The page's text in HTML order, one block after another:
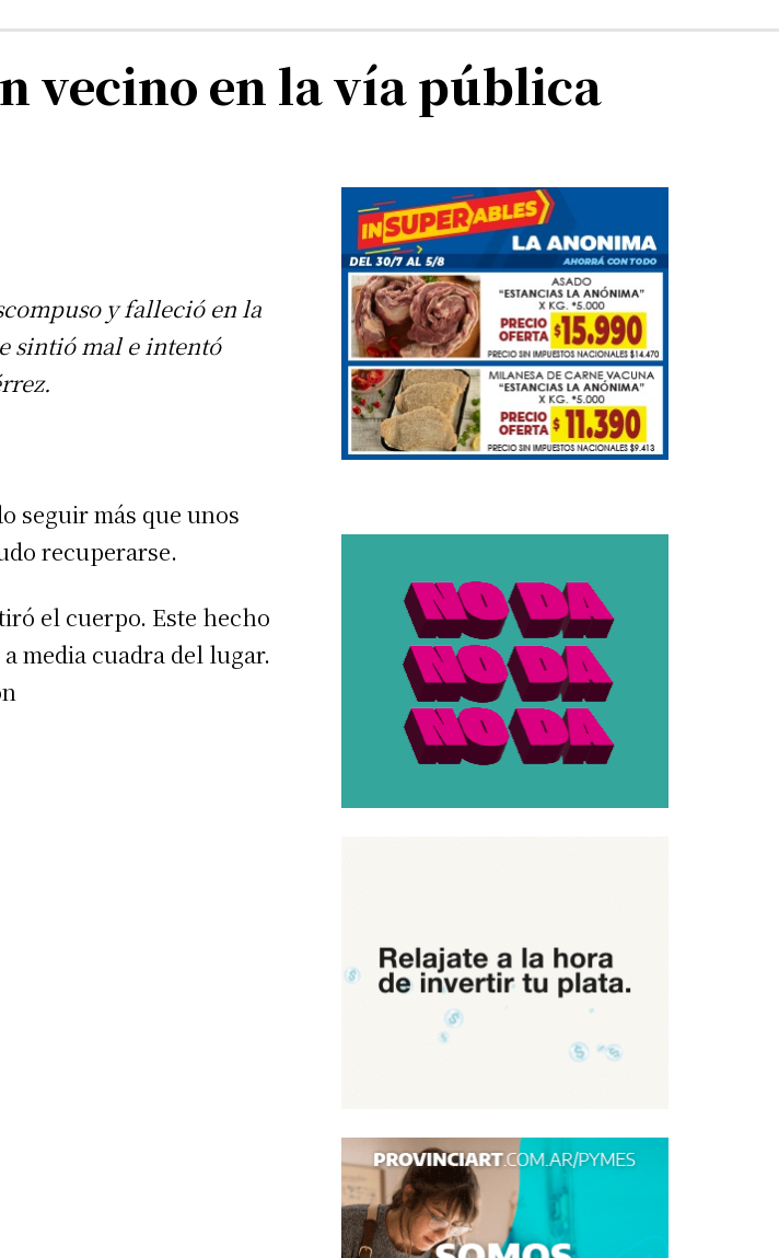
vecino en la vía pública
y falleció en la
sintió mal e intentó
seguir más que unos
recuperarse.
el cuerpo. Este hecho
media cuadra del lugar.